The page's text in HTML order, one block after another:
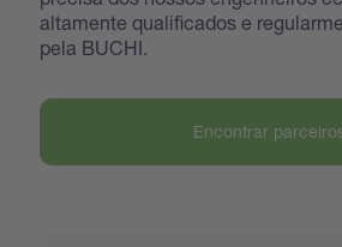
altamente qualificados e
pela BUCHI.
Encontrar